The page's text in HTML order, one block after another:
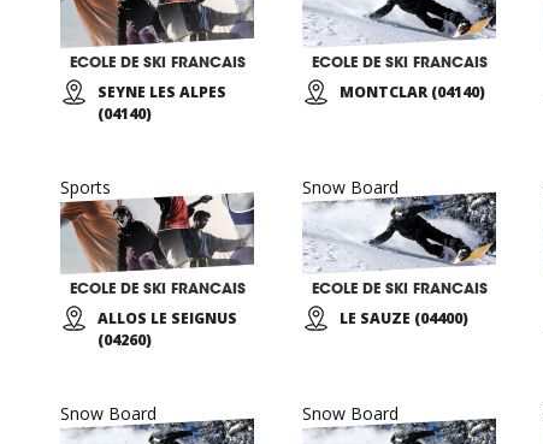
ECOLE DE SKI FRANCAIS
SEYNE LES ALPES
(04140)
ECOLE DE SKI FRANCAIS
MONTCLAR (04140)
Sports
ECOLE DE SKI FRANCAIS
ALLOS LE SEIGNUS
(04260)
Snow Board
ECOLE DE SKI FRANCAIS
LE SAUZE (04400)
Snow Board Snow Board